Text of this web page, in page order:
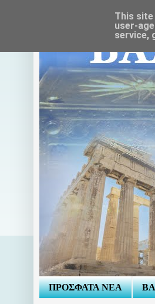
ΠΡΟΣΦΑΤΑ ΝΕΑ
This
user-
service,